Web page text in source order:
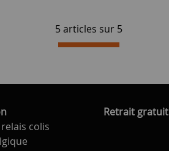
5 articles sur 5
colis
Retrait gratuit